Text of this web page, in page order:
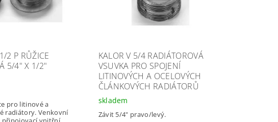
2 P RŮŽICE
5/4" X 1/2"
pro litinové a
radiátory. Venkovní
KALOR V 5/4 RADIÁTOROVÁ
VSUVKA PRO SPOJENÍ
LITINOVÝCH A OCELOVÝCH
ČLÁNKOVÝCH RADIÁTORŮ
skladem
Závit 5/4" pravo/levý.